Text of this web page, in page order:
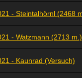
- Steintalhörnl (2468
- Watzmann (2713
- Kaunrad (Versuch)